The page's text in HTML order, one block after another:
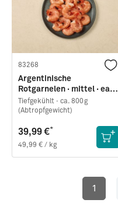
83268
Argentinische
Rotgarnelen · mittel · easy
peel
Tiefgekühlt · ca. 800g
(Abtropfgewicht)
39,99 €*
49,99 € / kg
Seite
1